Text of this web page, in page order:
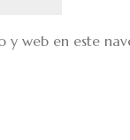
web en este